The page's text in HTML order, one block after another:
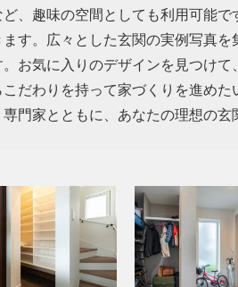
、趣味の空間としても利用可能
す。広々とした玄関の実例写真
お気に入りのデザインを見つけ
こだわりを持って家づくりを進め
門家とともに、あなたの理想の玄